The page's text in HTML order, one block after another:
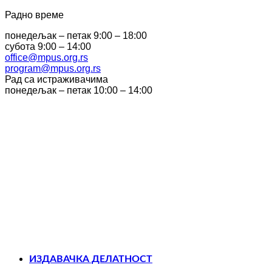
ИЗДАВАЧКА ДЕЛАТНОСТ
Радно време
понедељак – петак 9:00 – 18:00
субота 9:00 – 14:00
office@mpus.org.rs
program@mpus.org.rs
Рад са истраживачима
понедељак – петак 10:00 – 14:00